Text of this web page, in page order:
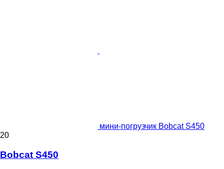
мини-погрузчик Bobcat S450
20
Bobcat S450